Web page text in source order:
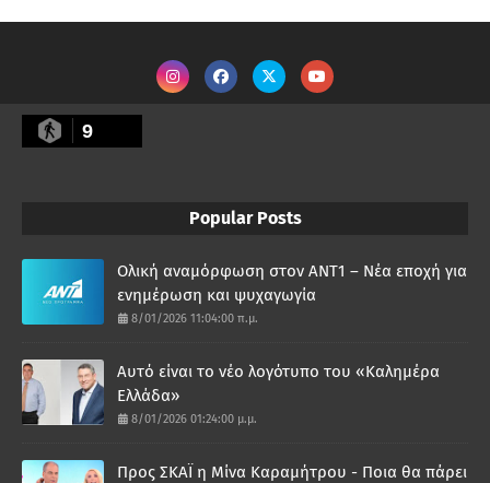
9
Popular Posts
Ολική αναμόρφωση στον ΑΝΤ1 – Νέα εποχή για
ενημέρωση και ψυχαγωγία
8/01/2026 11:04:00 π.μ.
Αυτό είναι το νέο λογότυπο του «Καλημέρα
Ελλάδα»
8/01/2026 01:24:00 μ.μ.
Προς ΣΚΑΪ η Μίνα Καραμήτρου - Ποια θα πάρει